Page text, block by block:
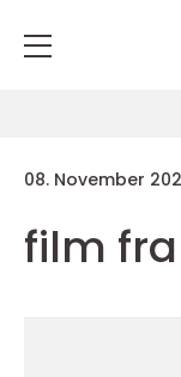
08. November
film